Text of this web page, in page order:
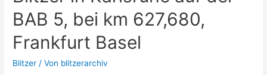
BAB 5, bei km 627,680,
Frankfurt Basel
Blitzer / Von blitzerarchiv